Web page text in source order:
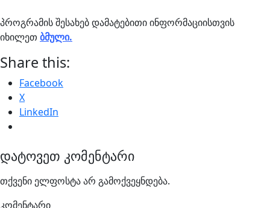
პროგრამის შესახებ დამატებითი ინფორმაციისთვის
იხილეთ ბმული.
Share this:
Facebook
X
LinkedIn
დატოვეთ კომენტარი
თქვენი ელფოსტა არ გამოქვეყნდება.
კომენტარი